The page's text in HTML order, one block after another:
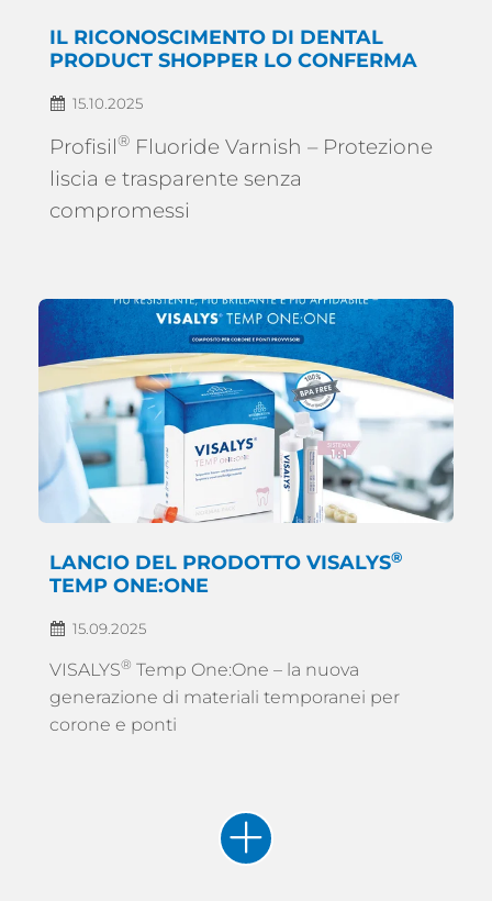
IL RICONOSCIMENTO DI DENTAL
PRODUCT SHOPPER LO CONFERMA
15.10.2025
Profisil® Fluoride Varnish – Protezione
liscia e trasparente senza
compromessi
LANCIO DEL PRODOTTO VISALYS®
TEMP ONE:ONE
15.09.2025
VISALYS® Temp One:One – la nuova
generazione di materiali temporanei per
corone e ponti